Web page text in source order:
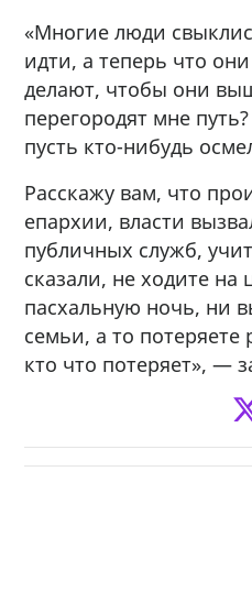
«Многие люди
идти, а теперь что
делают, чтобы они
перегородят мне
пусть кто-нибудь
Расскажу вам, что
епархии, власти
публичных служб,
сказали, не ходите на
пасхальную ночь, ни
семьи, а то
кто что потеряет», —